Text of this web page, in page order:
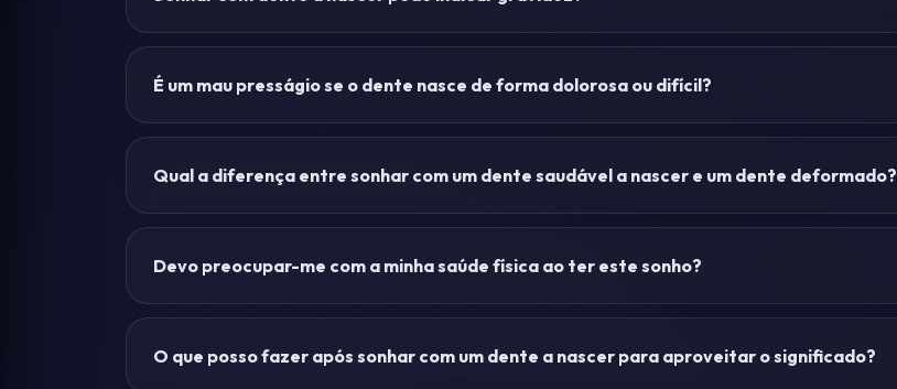
É um mau presságio se o dente nasce de forma dolorosa ou difícil?
Qual a diferença entre sonhar com um dente saudável a nascer e um dente deformado?
Devo preocupar-me com a minha saúde física ao ter este sonho?
O que posso fazer após sonhar com um dente a nascer para aproveitar o significado?